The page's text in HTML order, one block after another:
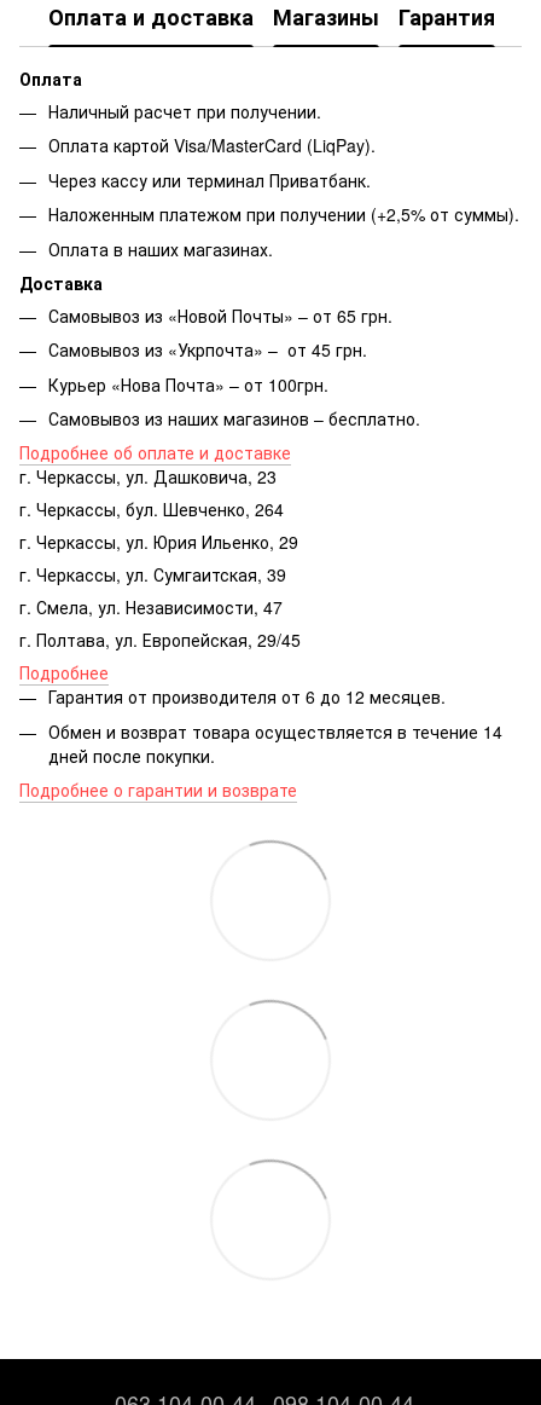
Оплата и доставка Магазины Гарантия
Оплата
Наличный расчет при получении.
Оплата картой Visa/MasterCard (LiqPay).
Через кассу или терминал Приватбанк.
Наложенным платежом при получении (+2,5% от суммы).
Оплата в наших магазинах.
Доставка
Самовывоз из «Новой Почты» – от 65 грн.
Самовывоз из «Укрпочта» – от 45 грн.
Курьер «Нова Почта» – от 100грн.
Самовывоз из наших магазинов – бесплатно.
Подробнее об оплате и доставке
г. Черкассы, ул. Дашковича, 23
г. Черкассы, бул. Шевченко, 264
г. Черкассы, ул. Юрия Ильенко, 29
г. Черкассы, ул. Сумгаитская, 39
г. Смела, ул. Независимости, 47
г. Полтава, ул. Европейская, 29/45
Подробнее
Гарантия от производителя от 6 до 12 месяцев.
Обмен и возврат товара осуществляется в течение 14
дней после покупки.
Подробнее о гарантии и возврате